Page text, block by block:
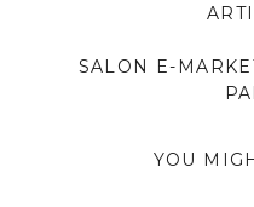
SALON E-
YOU